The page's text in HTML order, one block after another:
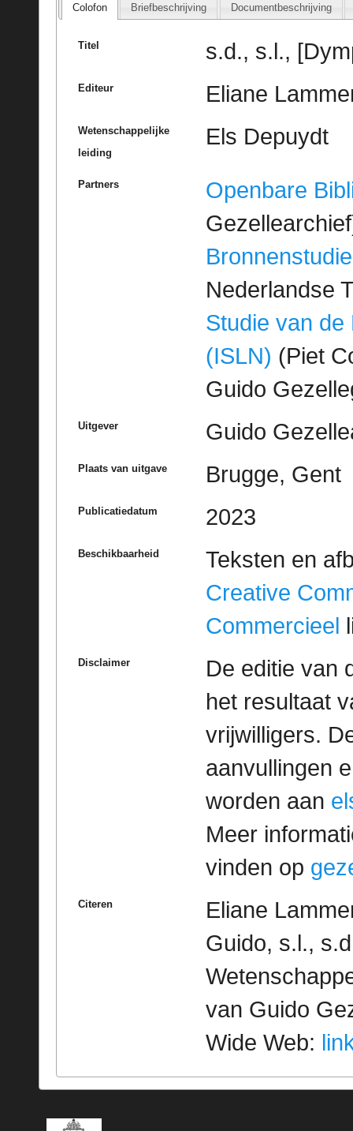
Colofon Briefbeschrijving Documentbeschrijving
Titel s.d., s.l.,
Editeur Eliane
Wetenschappelijke
leiding
Els Depuydt
Partners
Openbare
Bronnenstudie
Nederlandse
Studie van de
(ISLN) (Piet
Guido
Uitgever Guido
Plaats van uitgave Brugge, Gent
Publicatiedatum 2023
Beschikbaarheid
Teksten en
Creative
Commercieel
Disclaimer
De editie van
het resultaat
vrijwilligers.
aanvullingen
worden aan
Meer
vinden op
Citeren
Eliane
Guido, s.l.,
van Guido
Wide Web: